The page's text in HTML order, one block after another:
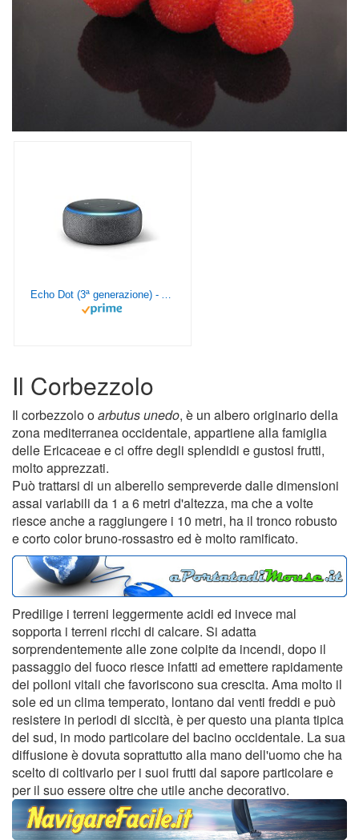
Echo Dot (3ª generazione) - Altoparlante intelligente con integrazione Alexa - Tessuto antracite
Il Corbezzolo
Il corbezzolo oarbutus unedo, è un albero originario della
zona mediterranea occidentale, appartiene alla famiglia
delle Ericaceae e ci offre degli splendidi e gustosi frutti,
molto apprezzati.
Può trattarsi di un alberello sempreverde dalle dimensioni
assai variabili da 1 a 6 metri d'altezza, ma che a volte
riesce anche a raggiungere i 10 metri, ha il tronco robusto
e corto color bruno-rossastro ed è molto ramificato.
Predilige i terreni leggermente acidi ed invece mal
sopporta i terreni ricchi di calcare. Si adatta
sorprendentemente alle zone colpite da incendi, dopo il
passaggio del fuoco riesce infatti ad emettere rapidamente
dei polloni vitali che favoriscono sua crescita. Ama molto il
sole ed un clima temperato, lontano dai venti freddi e può
resistere in periodi di siccità, è per questo una pianta tipica
del sud, in modo particolare del bacino occidentale. La sua
diffusione è dovuta soprattutto alla mano dell'uomo che ha
scelto di coltivarlo per i suoi frutti dal sapore particolare e
per il suo essere oltre che utile anche decorativo.